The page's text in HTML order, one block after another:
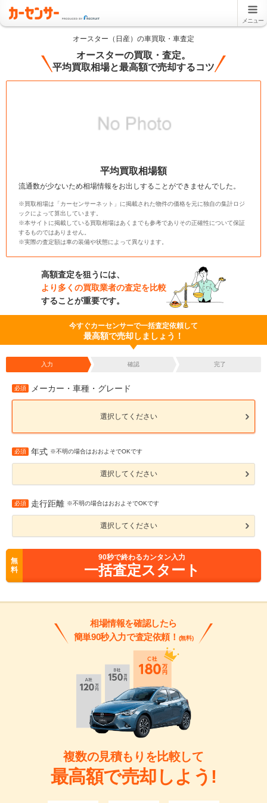
メニュー
オースター（日産）の車買取・車査定
オースターの買取・査定。
平均買取相場と最高額で売却するコツ
平均買取相場額
流通数が少ないため相場情報をお出しすることができませんでした。
※買取相場は「カーセンサーネット」に掲載された物件の価格を元に独自の集計ロジ
ックによって算出しています。
※本サイトに掲載している買取相場はあくまでも参考でありその正確性について保証
するものではありません。
※実際の査定額は車の装備や状態によって異なります。
高額査定を狙うには、
より多くの買取業者の査定を比較
することが重要です。
今すぐカーセンサーで一括査定依頼して
最高額で売却しましょう！
入力 確認 完了
必須 メーカー・車種・グレード
選択してください
必須 年式 ※不明の場合はおおよそでOKです
選択してください
必須 走行距離 ※不明の場合はおおよそでOKです
選択してください
無
料
90秒で終わるカンタン入力
一括査定スタート
相場情報を確認したら
簡単90秒入力で査定依頼！ (無料)
複数の見積もりを比較して
最高額で売却しよう!